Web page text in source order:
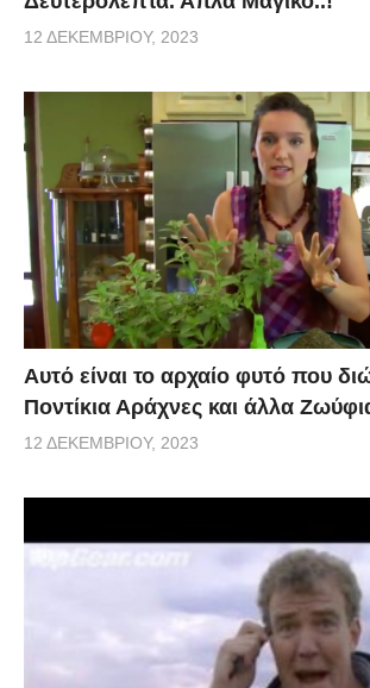
12 ΔΕΚΕΜΒΡΊΟΥ, 2023
Αυτό είναι το αρχαίο φυτό που
Ποντίκια Αράχνες και άλλα
12 ΔΕΚΕΜΒΡΊΟΥ, 2023